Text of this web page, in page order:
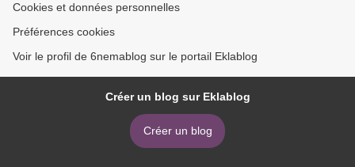
Cookies et données personnelles
Préférences cookies
Voir le profil de 6nemablog sur le portail Eklablog
Créer un blog sur Eklablog
Créer un blog